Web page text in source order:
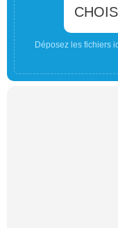
Déposez les fichiers